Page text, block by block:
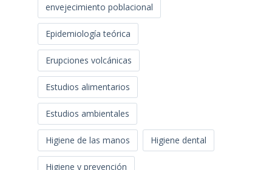
envejecimiento poblacional
Epidemiología teórica
Erupciones volcánicas
Estudios alimentarios
Estudios ambientales
Higiene de las manos Higiene dental
Higiene y prevención